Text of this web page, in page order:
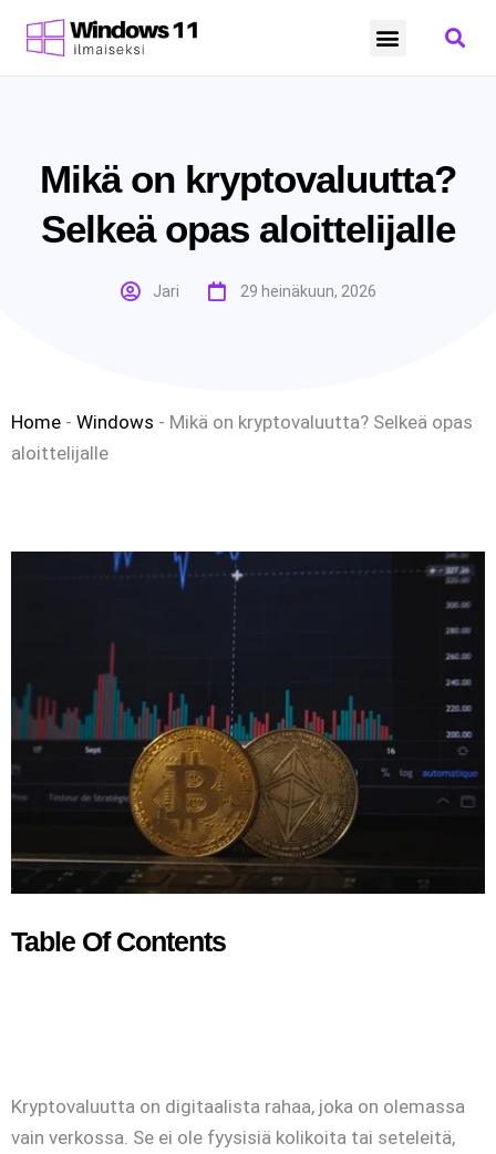
Mikä on kryptovaluutta?
Selkeä opas aloittelijalle
Jari 29 heinäkuun, 2026
Home - Windows - Mikä on kryptovaluutta? Selkeä opas
aloittelijalle
Table Of Contents
Kryptovaluutta on digitaalista rahaa, joka on olemassa
vain verkossa. Se ei ole fyysisiä kolikoita tai seteleitä,